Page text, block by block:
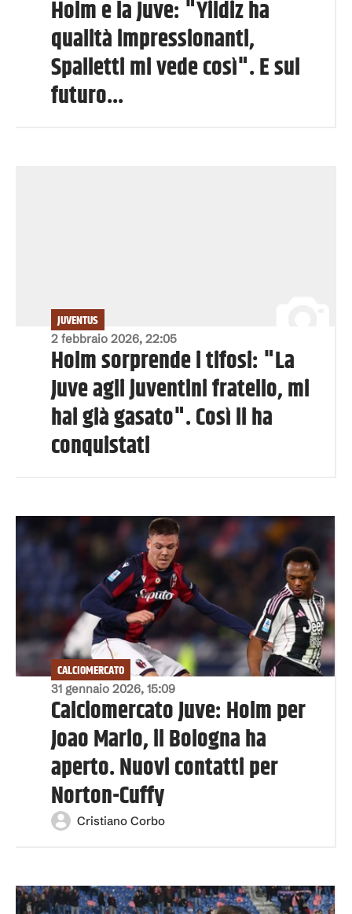
Holm e la Juve: "Yildiz ha
qualità impressionanti,
Spalletti mi vede così". E sul
futuro...
2 febbraio 2026, 22:05
JUVENTUS
Holm sorprende i tifosi: "La
Juve agli juventini fratello, mi
hai già gasato". Così li ha
conquistati
31 gennaio 2026, 15:09
CALCIOMERCATO
Calciomercato Juve: Holm per
Joao Mario, il Bologna ha
aperto. Nuovi contatti per
Norton-Cuffy
Cristiano Corbo